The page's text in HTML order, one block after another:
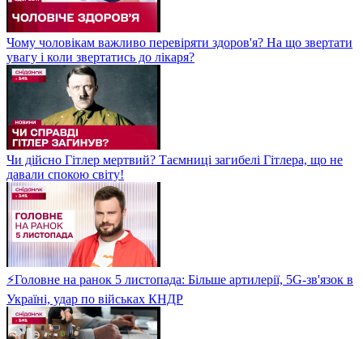
Чому чоловікам важливо перевіряти здоров'я? На що звертати
увагу і коли звертатись до лікаря?
Чи дійсно Гітлер мертвий? Таємниці загибелі Гітлера, що не
давали спокою світу!
⚡Головне на ранок 5 листопада: Більше артилерії, 5G-зв'язок в
Україні, удар по військах КНДР